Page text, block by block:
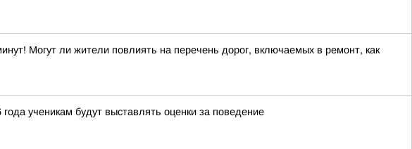
Могут ли жители повлиять на перечень дорог, включаемых в ремонт, как
ученикам будут выставлять оценки за поведение